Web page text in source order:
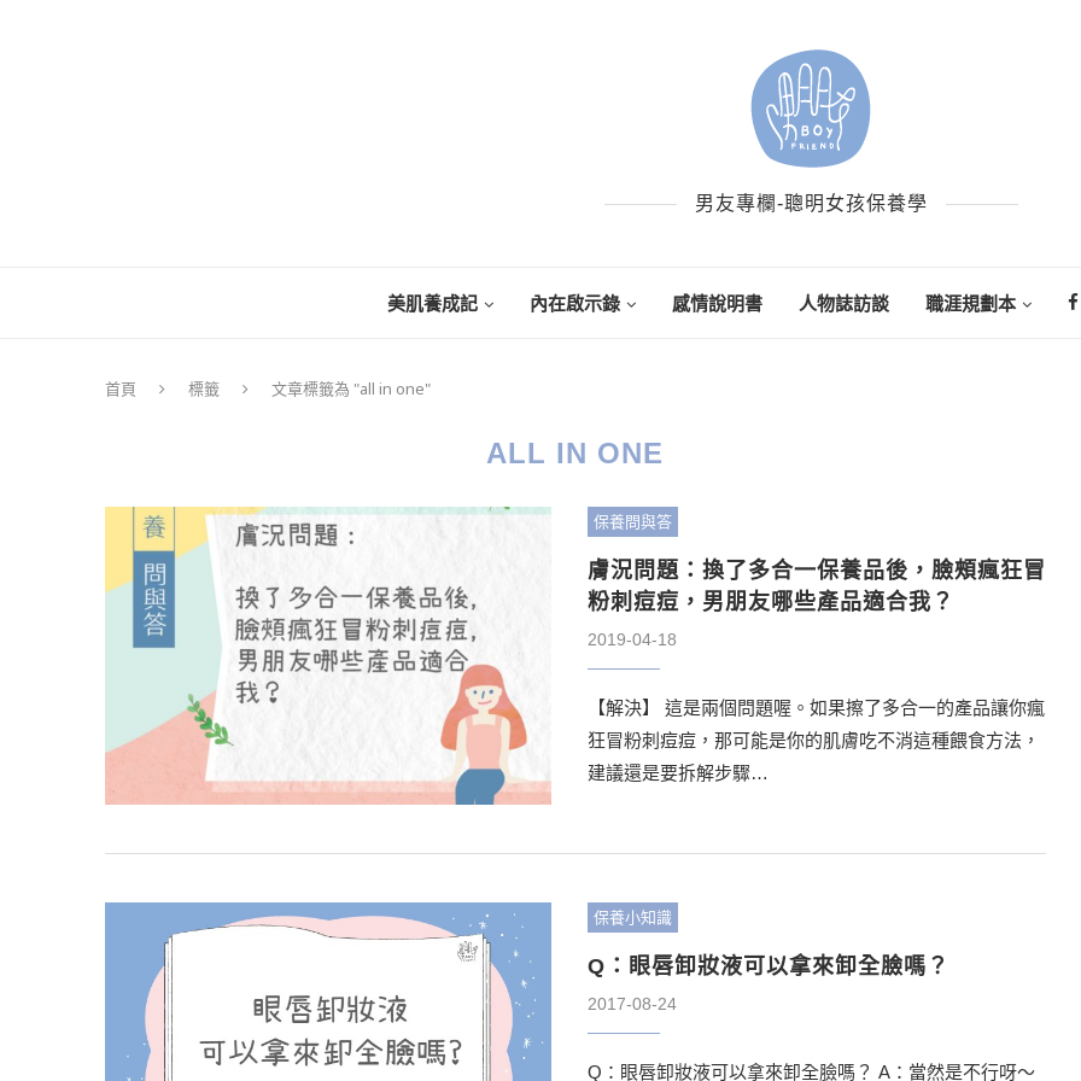
男友專欄-聰明女孩保養學
美肌養成記 內在啟示錄 感情說明書 人物誌訪談 職涯規劃本
首頁 標籤 文章標籤為 "all in one"
ALL IN ONE
保養問與答
膚況問題：換了多合一保養品後，臉頰瘋狂冒
粉刺痘痘，男朋友哪些產品適合我？
2019-04-18
【解決】 這是兩個問題喔。如果擦了多合一的產品讓你瘋
狂冒粉刺痘痘，那可能是你的肌膚吃不消這種餵食方法，
建議還是要拆解步驟…
保養小知識
Q：眼唇卸妝液可以拿來卸全臉嗎？
2017-08-24
Q：眼唇卸妝液可以拿來卸全臉嗎？ A：當然是不行呀～